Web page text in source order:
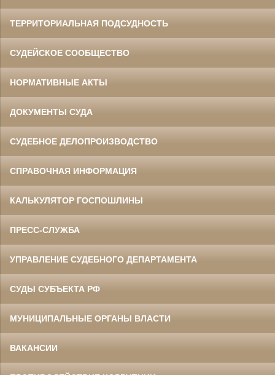
ТЕРРИТОРИАЛЬНАЯ ПОДСУДНОСТЬ
СУДЕЙСКОЕ СООБЩЕСТВО
НОРМАТИВНЫЕ АКТЫ
ДОКУМЕНТЫ СУДА
СУДЕБНОЕ ДЕЛОПРОИЗВОДСТВО
СПРАВОЧНАЯ ИНФОРМАЦИЯ
КАЛЬКУЛЯТОР ГОСПОШЛИНЫ
ПРЕСС-СЛУЖБА
УПРАВЛЕНИЕ СУДЕБНОГО ДЕПАРТАМЕНТА
СУДЫ СУБЪЕКТА РФ
МУНИЦИПАЛЬНЫЕ ОРГАНЫ ВЛАСТИ
ВАКАНСИИ